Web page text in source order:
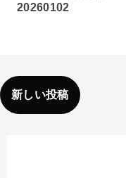
20260102
新しい投稿